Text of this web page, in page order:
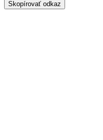
Skopírovať odkaz